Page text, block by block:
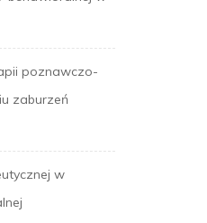
poznawczo-
zaburzeń
w